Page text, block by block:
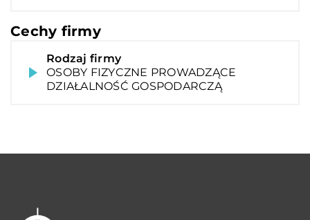
Cechy firmy
Rodzaj firmy
OSOBY FIZYCZNE PROWADZĄCE
DZIAŁALNOŚĆ GOSPODARCZĄ